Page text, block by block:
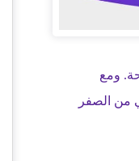
ومع
من الصفر